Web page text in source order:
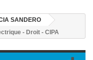
SANDERO
- Droit - CIPA